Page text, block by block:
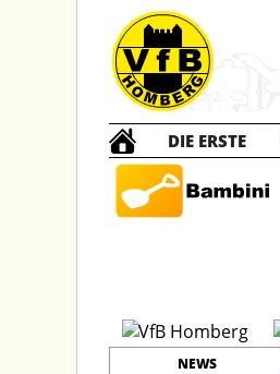
DIE ERSTE
NEWS